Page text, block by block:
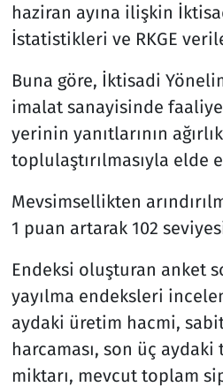
haziran ayına ilişkin
İstatistikleri ve RKGE
Buna göre, İktisadi
imalat sanayisinde
yerinin yanıtlarının
toplulaştırılmasıyla elde
Mevsimsellikten
1 puan artarak 102
Endeksi oluşturan anket
yayılma endeksleri
aydaki üretim hacmi,
harcaması, son üç
miktarı, mevcut toplam
Seçim 2023
Teknoloji ve Bilim
Televizyon